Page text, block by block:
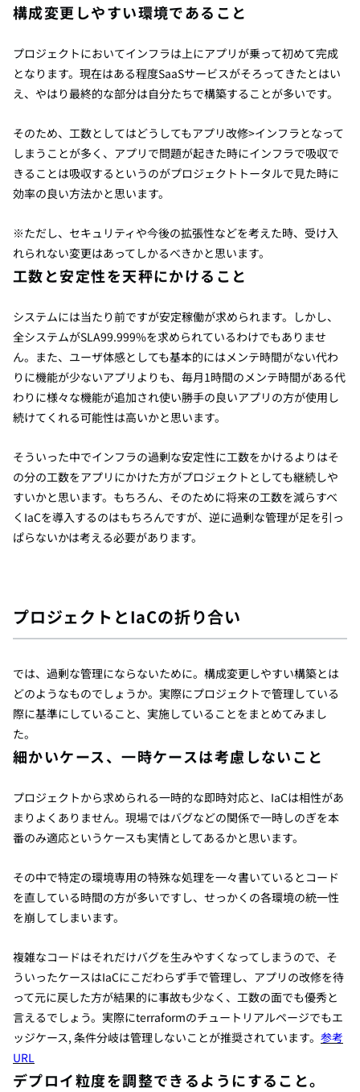
構成変更しやすい環境であること
プロジェクトにおいてインフラは上にアプリが乗って初めて完成
となります。現在はある程度SaaSサービスがそろってきたとはい
え、やはり最終的な部分は自分たちで構築することが多いです。
そのため、工数としてはどうしてもアプリ改修>インフラとなって
しまうことが多く、アプリで問題が起きた時にインフラで吸収で
きることは吸収するというのがプロジェクトトータルで見た時に
効率の良い方法かと思います。
※ただし、セキュリティや今後の拡張性などを考えた時、受け入
れられない変更はあってしかるべきかと思います。
工数と安定性を天秤にかけること
システムには当たり前ですが安定稼働が求められます。しかし、
全システムがSLA99.999%を求められているわけでもありませ
ん。また、ユーザ体感としても基本的にはメンテ時間がない代わ
りに機能が少ないアプリよりも、毎月1時間のメンテ時間がある代
わりに様々な機能が追加され使い勝手の良いアプリの方が使用し
続けてくれる可能性は高いかと思います。
そういった中でインフラの過剰な安定性に工数をかけるよりはそ
の分の工数をアプリにかけた方がプロジェクトとしても継続しや
すいかと思います。もちろん、そのために将来の工数を減らすべ
くIaCを導入するのはもちろんですが、逆に過剰な管理が足を引っ
ぱらないかは考える必要があります。
プロジェクトとIaCの折り合い
では、過剰な管理にならないために。構成変更しやすい構築とは
どのようなものでしょうか。実際にプロジェクトで管理している
際に基準にしていること、実施していることをまとめてみまし
た。
細かいケース、一時ケースは考慮しないこと
プロジェクトから求められる一時的な即時対応と、IaCは相性があ
まりよくありません。現場ではバグなどの関係で一時しのぎを本
番のみ適応というケースも実情としてあるかと思います。
その中で特定の環境専用の特殊な処理を一々書いているとコード
を直している時間の方が多いですし、せっかくの各環境の統一性
を崩してしまいます。
複雑なコードはそれだけバグを生みやすくなってしまうので、そ
ういったケースはIaCにこだわらず手で管理し、アプリの改修を待
って元に戻した方が結果的に事故も少なく、工数の面でも優秀と
言えるでしょう。実際にterraformのチュートリアルページでもエ
ッジケース, 条件分岐は管理しないことが推奨されています。 参考
URL
デプロイ粒度を調整できるようにすること。